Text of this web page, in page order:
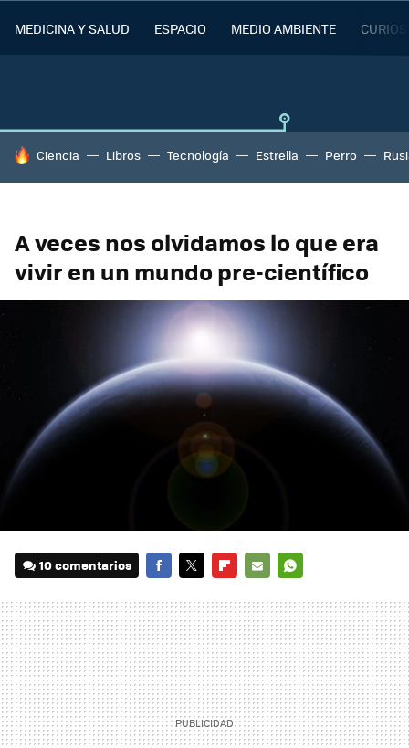
MEDICINA Y SALUD ESPACIO MEDIO AMBIENTE
HOY SE HABLA DE
Ciencia Libros Tecnología Estrella Perro
A veces nos olvidamos lo que era
vivir en un mundo pre-científico
10 comentarios
MAIL